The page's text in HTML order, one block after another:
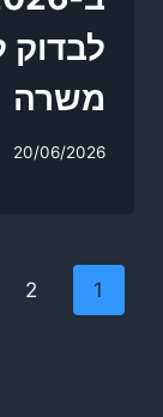
משרה
20/06/2026
Page
1
2